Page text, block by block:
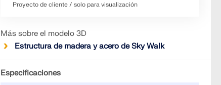
Proyecto de cliente / solo para visualización
Más sobre el modelo 3D
Estructura de madera y acero de Sky Walk
Especificaciones